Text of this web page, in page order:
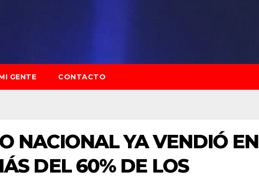
GENTE CONTACTO
NACIONAL YA VENDIÓ EN
DEL 60% DE LOS